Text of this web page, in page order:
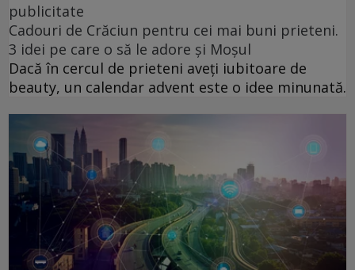
publicitate
Cadouri de Crăciun pentru cei mai buni prieteni.
3 idei pe care o să le adore și Moșul
Dacă în cercul de prieteni aveți iubitoare de
beauty, un calendar advent este o idee minunată.